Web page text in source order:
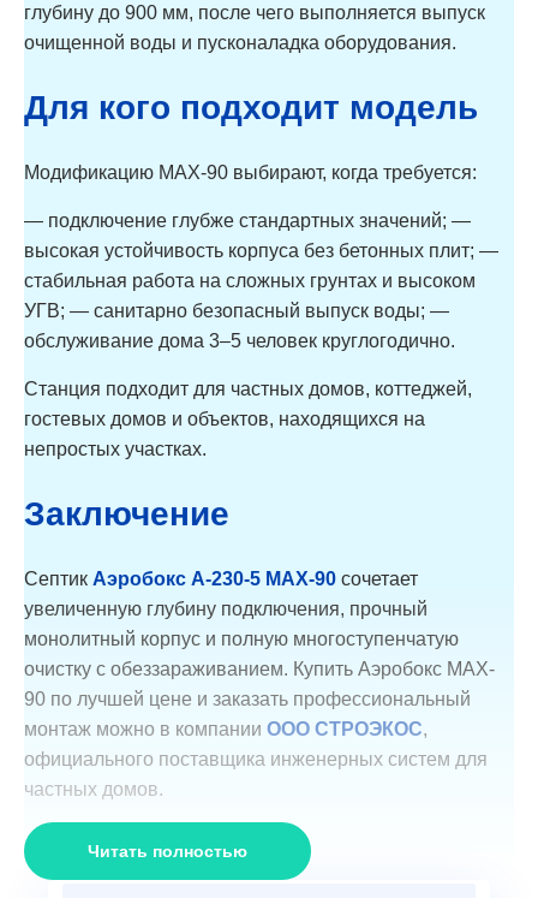
глубину до 900 мм, после чего выполняется выпуск
очищенной воды и пусконаладка оборудования.
Для кого подходит модель
Модификацию MAX-90 выбирают, когда требуется:
— подключение глубже стандартных значений; —
высокая устойчивость корпуса без бетонных плит; —
стабильная работа на сложных грунтах и высоком
УГВ; — санитарно безопасный выпуск воды; —
обслуживание дома 3–5 человек круглогодично.
Станция подходит для частных домов, коттеджей,
гостевых домов и объектов, находящихся на
непростых участках.
Заключение
Септик Аэробокс A-230-5 MAX-90 сочетает
увеличенную глубину подключения, прочный
монолитный корпус и полную многоступенчатую
очистку с обеззараживанием. Купить Аэробокс MAX-
90 по лучшей цене и заказать профессиональный
монтаж можно в компании ООО СТРОЭКОС,
официального поставщика инженерных систем для
частных домов.
Читать полностью